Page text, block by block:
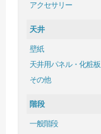
アクセサリー
天井
壁紙
天井用パネル・化粧板
その他
階段
一般階段